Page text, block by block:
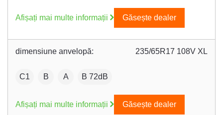
Afișați mai multe informații Găsește dealer
dimensiune anvelopă: 235/65R17 108V XL
:C1 Fuel efficiency:
B Wet grip:
A :B 72dB
Afișați mai multe informații Găsește dealer